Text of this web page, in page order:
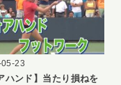
23
ハンド】当たり損ねを